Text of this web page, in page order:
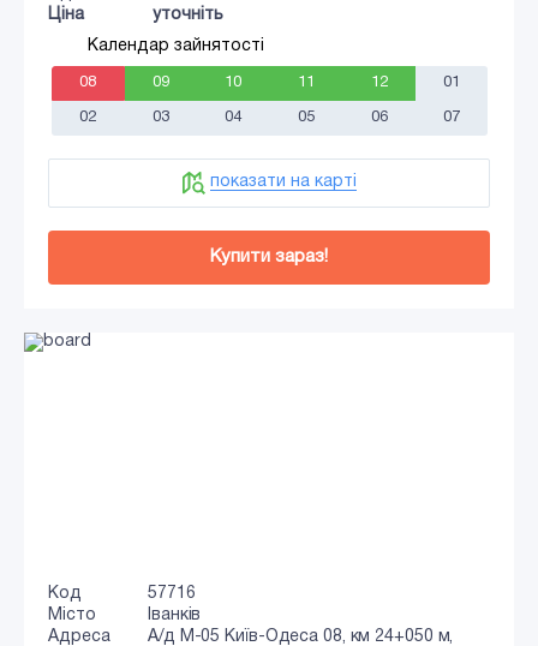
Ціна
уточніть
Календар зайнятості
08 09 10 11 12 01
02 03 04 05 06 07
показати на карті
Купити зараз!
Код
57716
Місто
Іванків
Адреса
А/д М-05 Київ-Одеса 08, км 24+050 м,